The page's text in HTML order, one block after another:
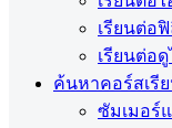
เรียนต่อ
เรียนต่อดู
ค้นหาคอร์สเรี
ซัมเมอร์